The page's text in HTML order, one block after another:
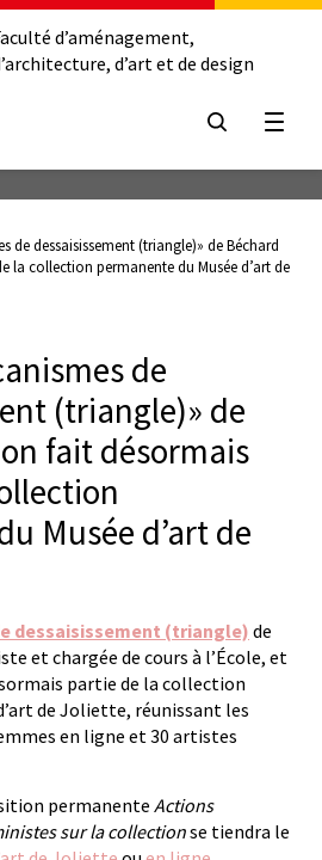
d’aménagement,
d’art et de design
de dessaisissement (triangle)» de Béchard
la collection permanente du Musée d’art de
de
(triangle)» de
fait désormais
Musée d’art de
dessaisissement (triangle) de
et chargée de cours à l’École, et
partie de la collection
de Joliette, réunissant les
en ligne et 30 artistes
permanente Actions
sur la collectionse tiendra le